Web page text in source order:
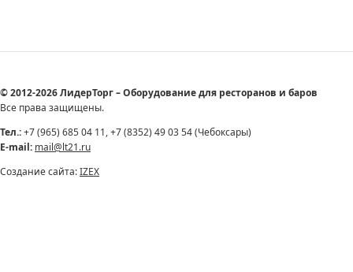
© 2012-2026 ЛидерТорг – Оборудование для ресторанов и баров
Все права защищены.
Тел.:+7 (965) 685 04 11, +7 (8352) 49 03 54 (Чебоксары)
E-mail: mail@lt21.ru
Создание сайта:IZEX